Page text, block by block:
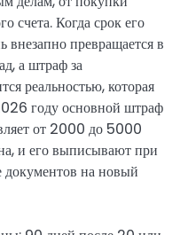
счета. Когда срок его
внезапно превращается в
а штраф за
реальностью, которая
году основной штраф
от 2000 до 5000
и его выписывают при
документов на новый